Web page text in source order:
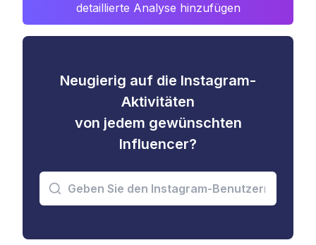
detaillierte Analyse hinzufügen
Neugierig auf die Instagram-
Aktivitäten
von jedem gewünschten
Influencer?